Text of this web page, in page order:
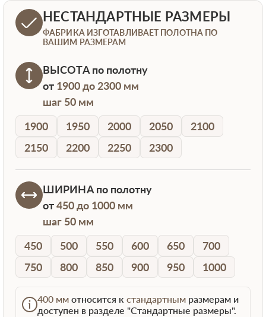
НЕСТАНДАРТНЫЕ РАЗМЕРЫ
ФАБРИКА ИЗГОТАВЛИВАЕТ ПОЛОТНА ПО
ВАШИМ РАЗМЕРАМ
ВЫСОТАпо полотну
от 1900 до 2300 мм
шаг 50 мм
1900
1950 2000 2050
2100
2150
2200 2250 2300
ШИРИНАпо полотну
от450 до 1000 мм
шаг 50 мм
450
500 550 600 650
700
750
800 850 900 950 1000
400 мм относится к стандартным размерам и
доступен в разделе "Стандартные размеры".